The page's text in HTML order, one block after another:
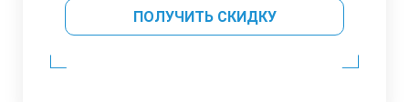
ПОЛУЧИТЬ СКИДКУ